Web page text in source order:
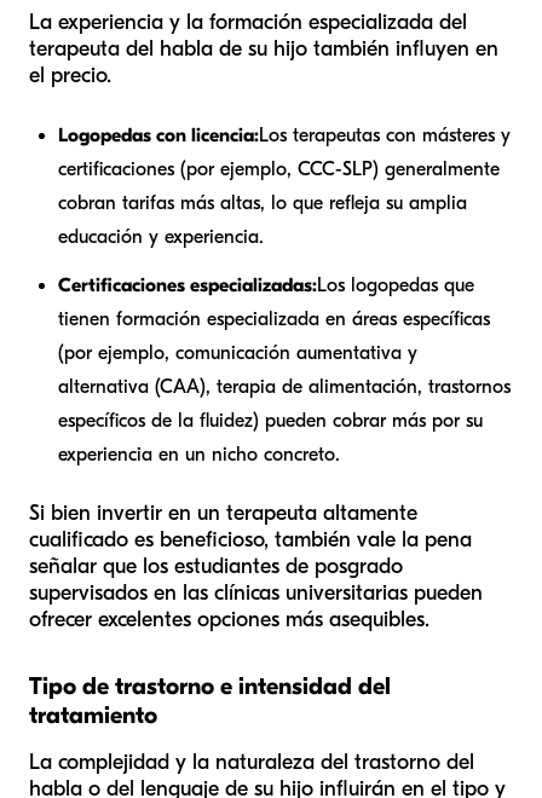
La experiencia y la formación especializada del
terapeuta del habla de su hijo también influyen en
el precio.
Logopedas con licencia:Los terapeutas con másteres y
certificaciones (por ejemplo, CCC-SLP) generalmente
cobran tarifas más altas, lo que refleja su amplia
educación y experiencia.
Certificaciones especializadas:Los logopedas que
tienen formación especializada en áreas específicas
(por ejemplo, comunicación aumentativa y
alternativa (CAA), terapia de alimentación, trastornos
específicos de la fluidez) pueden cobrar más por su
experiencia en un nicho concreto.
Si bien invertir en un terapeuta altamente
cualificado es beneficioso, también vale la pena
señalar que los estudiantes de posgrado
supervisados en las clínicas universitarias pueden
ofrecer excelentes opciones más asequibles.
Tipo de trastorno e intensidad del
tratamiento
La complejidad y la naturaleza del trastorno del
habla o del lenguaje de su hijo influirán en el tipo y